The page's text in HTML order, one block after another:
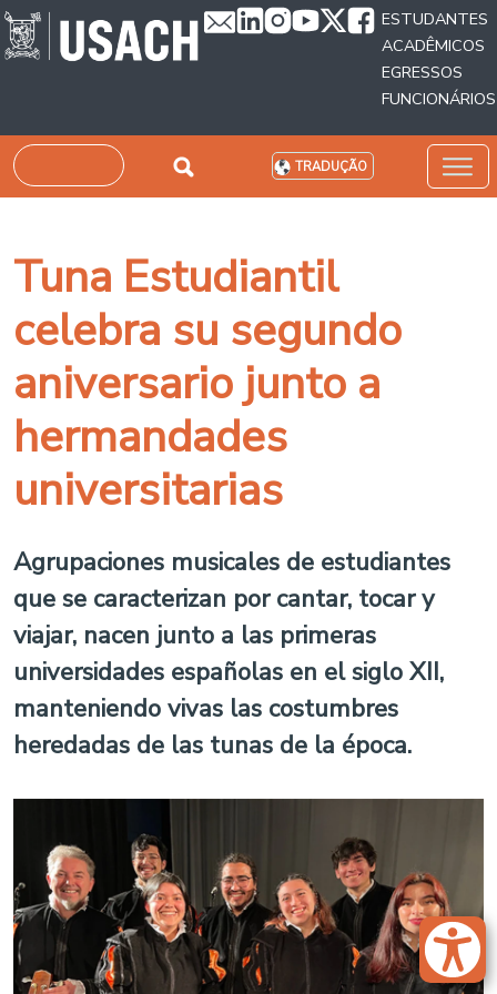
Passar para o conteúdo principal
ESTUDANTES
ACADÊMICOS
EGRESSOS
FUNCIONÁRIOS
Pesquisar TRADUÇÃO
Tuna Estudiantil
celebra su segundo
aniversario junto a
hermandades
universitarias
Agrupaciones musicales de estudiantes
que se caracterizan por cantar, tocar y
viajar, nacen junto a las primeras
universidades españolas en el siglo XII,
manteniendo vivas las costumbres
heredadas de las tunas de la época.